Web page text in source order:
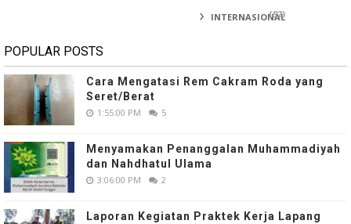
INTERNASIONAL
(92)
POPULAR POSTS
Cara Mengatasi Rem Cakram Roda yang
Seret/Berat
1:55:00 PM 5
Menyamakan Penanggalan Muhammadiyah
dan Nahdhatul Ulama
3:06:00 PM 2
Laporan Kegiatan Praktek Kerja Lapang